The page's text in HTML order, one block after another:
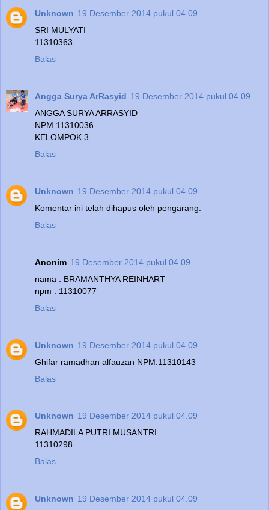
Unknown 19 Desember 2014 pukul 04.09
SRI MULYATI
11310363
Balas
Angga Surya ArRasyid 19 Desember 2014 pukul 04.09
ANGGA SURYA ARRASYID
NPM 11310036
KELOMPOK 3
Balas
Unknown 19 Desember 2014 pukul 04.09
Komentar ini telah dihapus oleh pengarang.
Balas
Anonim 19 Desember 2014 pukul 04.09
nama : BRAMANTHYA REINHART
npm : 11310077
Balas
Unknown 19 Desember 2014 pukul 04.09
Ghifar ramadhan alfauzan NPM:11310143
Balas
Unknown 19 Desember 2014 pukul 04.09
RAHMADILA PUTRI MUSANTRI
11310298
Balas
Unknown 19 Desember 2014 pukul 04.09